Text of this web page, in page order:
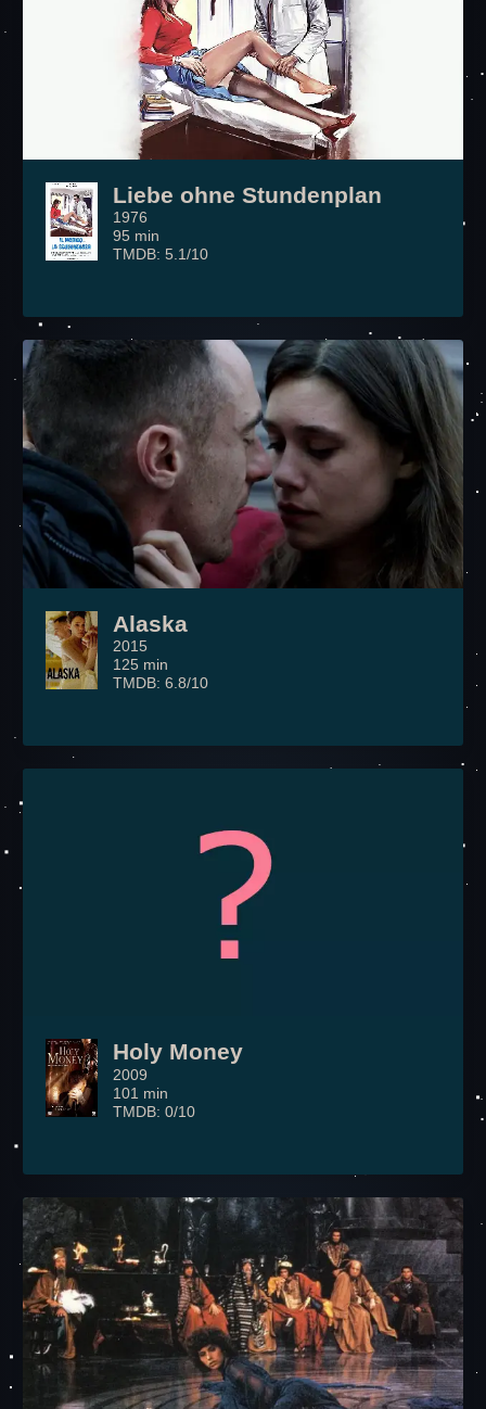
Liebe ohne Stundenplan
1976
95 min
TMDB: 5.1/10
Alaska
2015
125 min
TMDB: 6.8/10
Holy Money
2009
101 min
TMDB: 0/10